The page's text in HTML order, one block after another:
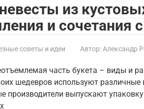
из
и сочетания
советы и идеи Автор: Александр
часть букета – виды и
шедевров используют
производители выпускают